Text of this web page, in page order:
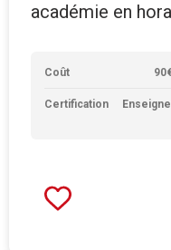
académie en
Coût
Certification